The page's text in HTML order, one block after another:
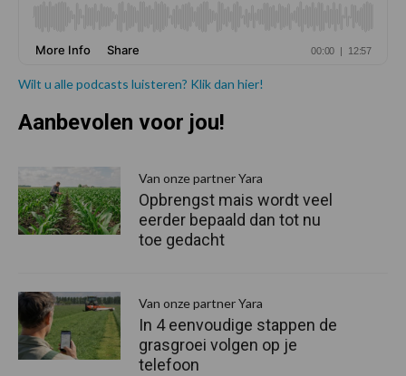
Wilt u alle podcasts luisteren? Klik dan hier!
Aanbevolen voor jou!
Van onze partner Yara
Opbrengst mais wordt veel
eerder bepaald dan tot nu
toe gedacht
Van onze partner Yara
In 4 eenvoudige stappen de
grasgroei volgen op je
telefoon